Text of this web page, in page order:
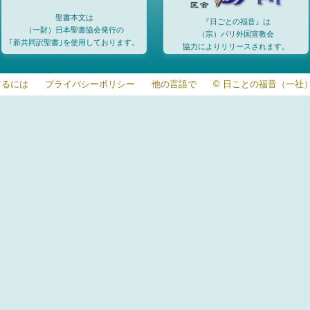
聖書本文は
（一財）日本聖書協会発行の
｢新共同訳聖書｣を使用しております。
『日ごとの福音』は
（宗）パリ外国宣教会
協力によりリリースされます。
には プライバシーポリシー 他の言語で © 日ことの福音（一社